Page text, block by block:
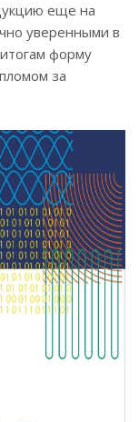
еще на
уверенными в
форму
за